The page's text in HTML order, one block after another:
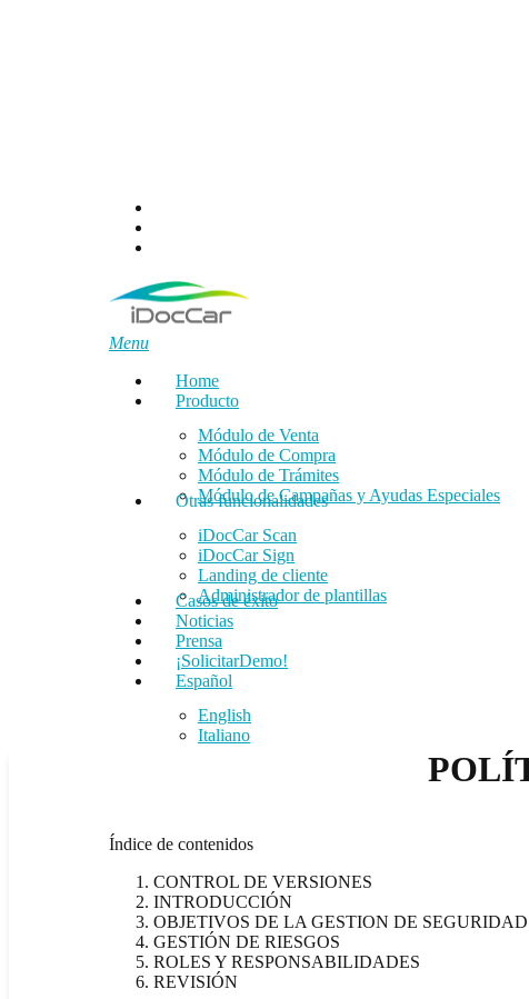
Menu
Home
Producto
Módulo de Venta
Módulo de Compra
Módulo de Trámites
Módulo de Campañas y Ayudas Especiales
Otras funcionalidades
iDocCar Scan
iDocCar Sign
Landing de cliente
Administrador de plantillas
Casos de éxito
Noticias
Prensa
¡SolicitarDemo!
Español
English
Italiano
Índice de contenidos
CONTROL DE VERSIONES
INTRODUCCIÓN
OBJETIVOS DE LA GESTION DE
GESTIÓN DE RIESGOS
ROLES Y RESPONSABILIDADES
REVISIÓN